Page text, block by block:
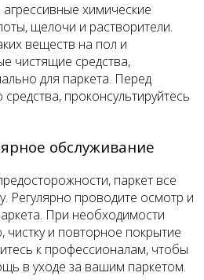
химические
щелочи и растворители.
веществ на пол и
чистящие средства,
для паркета. Перед
проконсультируйтесь
обслуживание
паркет все
Регулярно проводите осмотр и
При необходимости
чистку и повторное покрытие
к профессионалам, чтобы
в уходе за вашим паркетом.